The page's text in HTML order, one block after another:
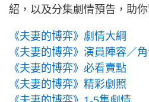
紹，以及分集劇情預告，助你
《夫妻的博弈》劇情大綱
《夫妻的博弈》演員陣容／
《夫妻的博弈》必看賣點
《夫妻的博弈》精彩劇照